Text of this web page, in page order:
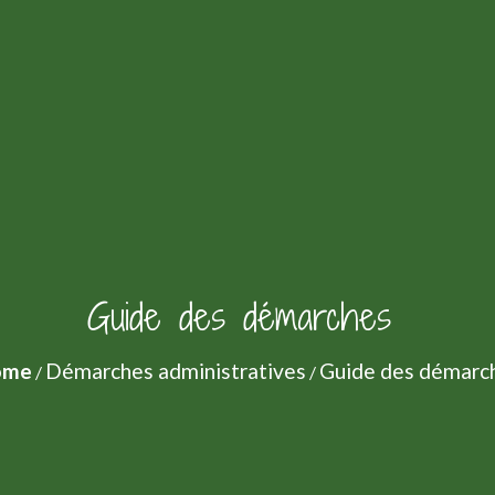
Guide des démarches
/ Démarches administratives / Guide des